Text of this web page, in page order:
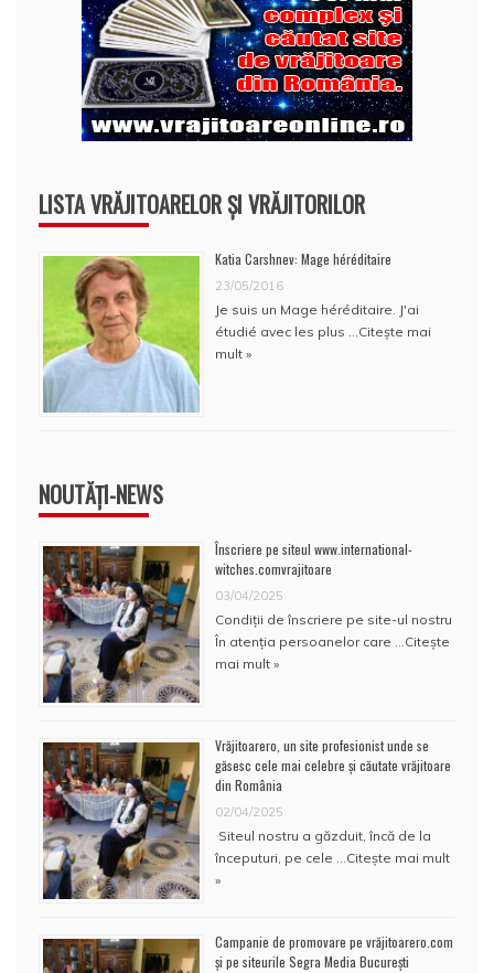
LISTA VRĂJITOARELOR ȘI VRĂJITORILOR
Katia Carshnev: Mage héréditaire
23/05/2016
Je suis un Mage héréditaire. J'ai
étudié avec les plus …Citește mai
mult »
NOUTĂȚI-NEWS
Înscriere pe siteul www.international-
witches.comvrajitoare
03/04/2025
Condiţii de înscriere pe site-ul nostru
În atenţia persoanelor care …Citește
mai mult »
Vrăjitoarero, un site profesionist unde se
găsesc cele mai celebre și căutate vrăjitoare
din România
02/04/2025
Siteul nostru a găzduit, încă de la
începuturi, pe cele …Citește mai mult
»
Campanie de promovare pe vrăjitoarero.com
și pe siteurile Segra Media București